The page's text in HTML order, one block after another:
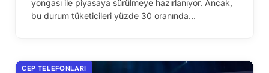
yongası ile piyasaya sürülmeye hazırlanıyor. Ancak,
bu durum tüketicileri yüzde 30 oranında…
CEP TELEFONLARI